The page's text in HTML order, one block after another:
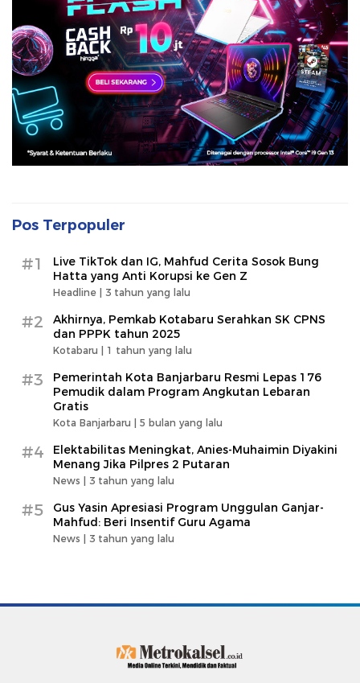
Pos Terpopuler
#1
Live TikTok dan IG, Mahfud Cerita Sosok Bung
Hatta yang Anti Korupsi ke Gen Z
Headline | 3 tahun yang lalu
#2
Akhirnya, Pemkab Kotabaru Serahkan SK CPNS
dan PPPK tahun 2025
Kotabaru | 1 tahun yang lalu
#3
Pemerintah Kota Banjarbaru Resmi Lepas 176
Pemudik dalam Program Angkutan Lebaran
Gratis
Kota Banjarbaru | 5 bulan yang lalu
#4
Elektabilitas Meningkat, Anies-Muhaimin Diyakini
Menang Jika Pilpres 2 Putaran
News | 3 tahun yang lalu
#5
Gus Yasin Apresiasi Program Unggulan Ganjar-
Mahfud: Beri Insentif Guru Agama
News | 3 tahun yang lalu